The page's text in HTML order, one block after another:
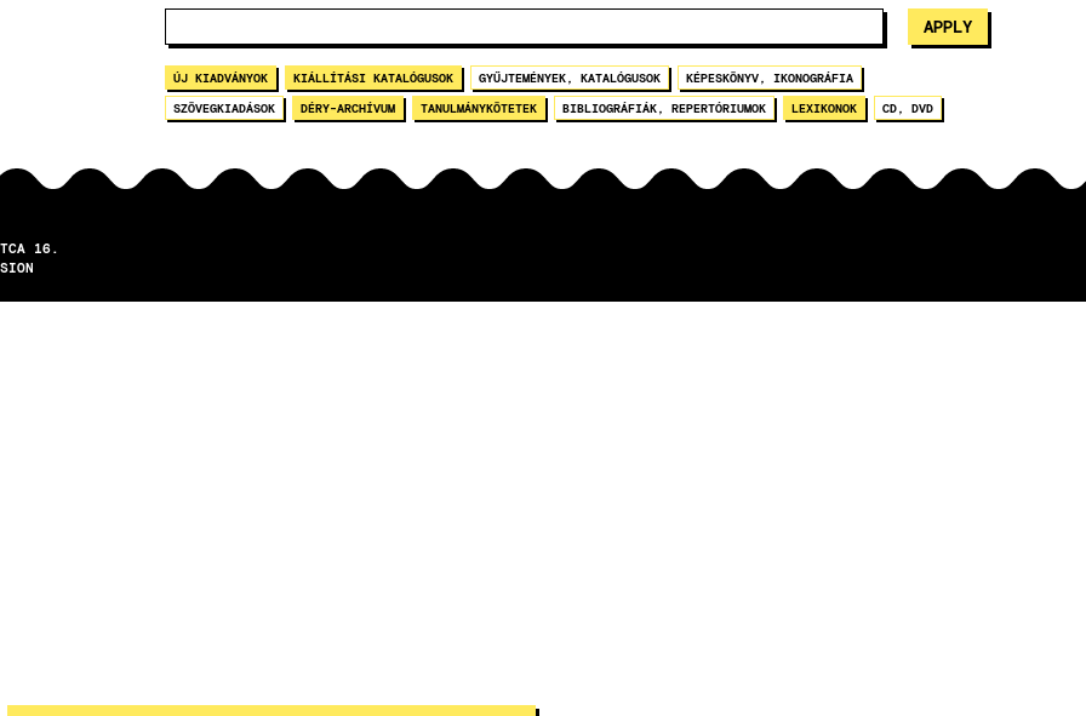
ÚJ KIADVÁNYOK KIÁLLÍTÁSI KATALÓGUSOK GYŰJTEMÉNYEK, KATALÓGUSOK KÉPESKÖNYV, IKONOGRÁFIA
SZÖVEGKIADÁSOK DÉRY-ARCHÍVUM TANULMÁNYKÖTETEK BIBLIOGRÁFIÁK, REPERTÓRIUMOK LEXIKONOK CD, DVD
16.